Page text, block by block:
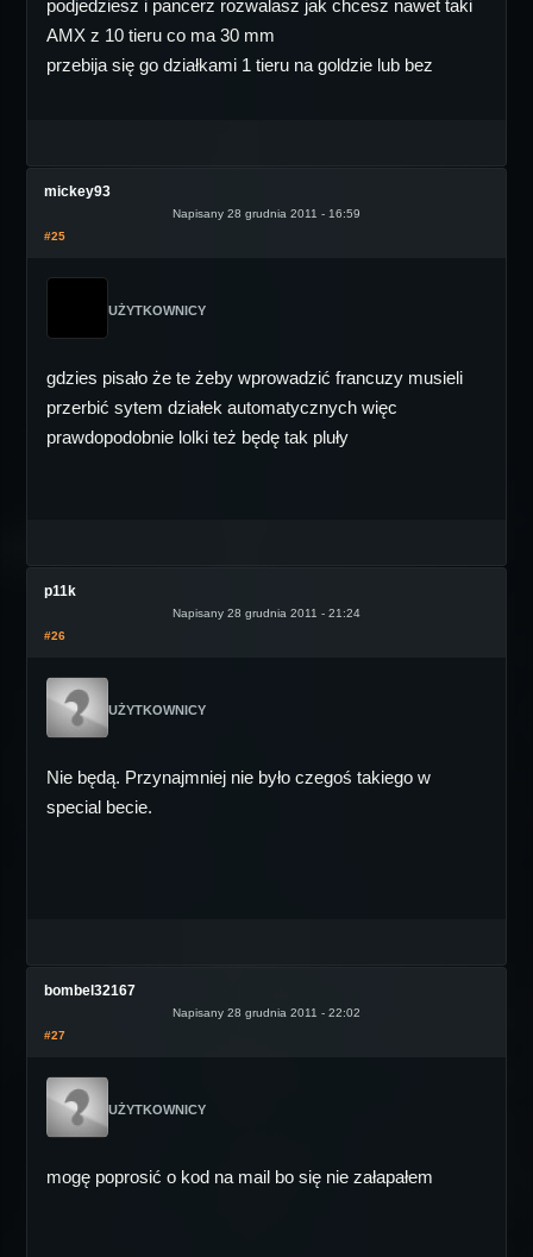
podjedziesz i pancerz rozwalasz jak chcesz nawet taki
AMX z 10 tieru co ma 30 mm
przebija się go działkami 1 tieru na goldzie lub bez
mickey93
Napisany 28 grudnia 2011 - 16:59
#25
UŻYTKOWNICY
gdzies pisało że te żeby wprowadzić francuzy musieli
przerbić sytem działek automatycznych więc
prawdopodobnie lolki też będę tak pluły
p11k
Napisany 28 grudnia 2011 - 21:24
#26
UŻYTKOWNICY
Nie będą. Przynajmniej nie było czegoś takiego w
special becie.
bombel32167
Napisany 28 grudnia 2011 - 22:02
#27
UŻYTKOWNICY
mogę poprosić o kod na mail bo się nie załapałem